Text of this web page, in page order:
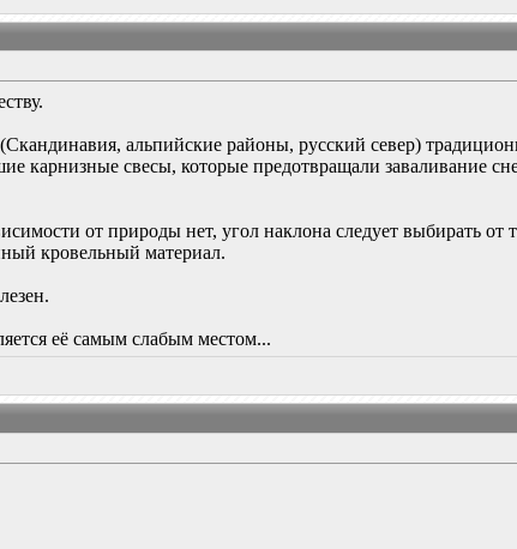
альпийские районы, русский север)
карнизные свесы, которые предотвращали заваливание
от природы нет, угол наклона следует выбирать
кровельный материал.
её самым слабым местом...